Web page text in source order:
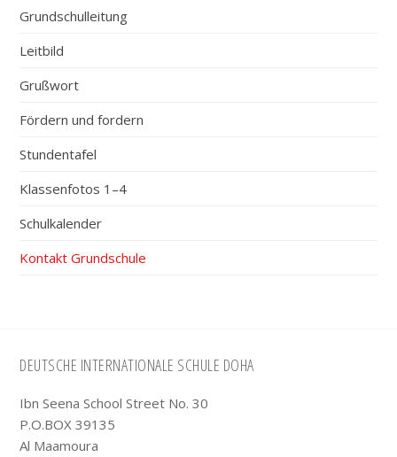
Grundschulleitung
Leitbild
Grußwort
Fördern und fordern
Stundentafel
Klassenfotos 1–4
Schulkalender
Kontakt Grundschule
Footer
DEUTSCHE INTERNATIONALE SCHULE DOHA
Ibn Seena School Street No. 30
P.O.BOX 39135
Al Maamoura